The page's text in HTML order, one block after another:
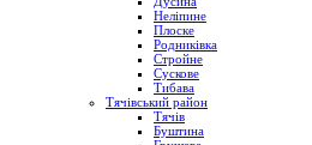
Неліпине
Плоске
Родниківка
Стройне
Сускове
Тибава
Тячівський район
Тячів
Буштина